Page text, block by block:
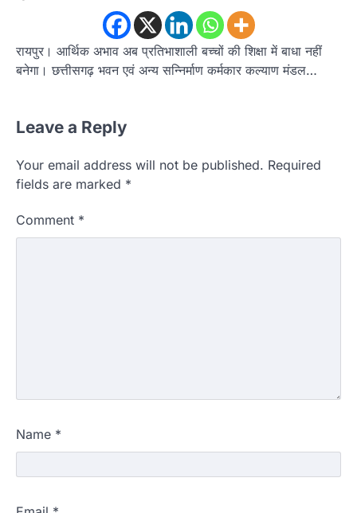
रायपुर। आर्थिक अभाव अब प्रतिभाशाली बच्चों की शिक्षा में बाधा नहीं
बनेगा। छत्तीसगढ़ भवन एवं अन्य सन्निर्माण कर्मकार कल्याण मंडल…
Leave a Reply
Your email address will not be published. Required
fields are marked *
Comment *
Name *